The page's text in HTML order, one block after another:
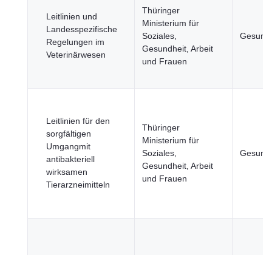
Leitlinien und
Landesspezifische
Regelungen im
Veterinärwesen
Thüringer
Ministerium für
Soziales,
Gesundheit, Arbeit
und Frauen
Leitlinien für den
sorgfältigen
Umgangmit
antibakteriell
wirksamen
Tierarzneimitteln
Thüringer
Ministerium für
Soziales,
Gesundheit, Arbeit
und Frauen